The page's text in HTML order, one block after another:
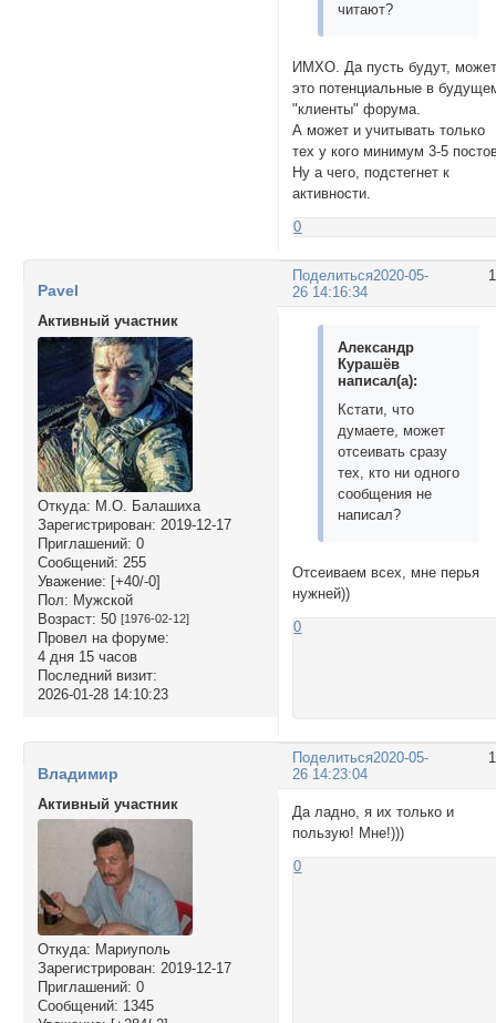
читают?
ИМХО. Да пусть будут,
это потенциальные в
"клиенты" форума.
А может и учитывать только
тех у кого минимум 3-5
Ну а чего, подстегнет к
активности.
0
Поделиться2020-05-
26 14:16:34
Pavel
Активный участник
Откуда: М.О. Балашиха
Зарегистрирован: 2019-12-17
Приглашений: 0
Сообщений: 255
Уважение: [+40/-0]
Пол: Мужской
Возраст: 50 [1976-02-12]
Провел на форуме:
4 дня 15 часов
Последний визит:
2026-01-28 14:10:23
Александр
Курашёв
написал(а):
Кстати, что
думаете, может
отсеивать сразу
тех, кто ни одного
сообщения не
написал?
Отсеиваем всех, мне перья
нужней))
0
Поделиться2020-05-
26 14:23:04
Владимир
Активный участник
Откуда: Мариуполь
Зарегистрирован: 2019-12-17
Приглашений: 0
Сообщений: 1345
Да ладно, я их только и
пользую! Мне!)))
0